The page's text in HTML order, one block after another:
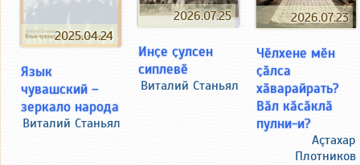
2025.04.24
Язык
чувашский –
зеркало народа
Виталий Станьял
2026.07.25
Инҫе ҫулсен
сиплевӗ
Виталий Станьял
2026.07.23
Чӗлхене мӗн
ҫӑлса
хӑварайрать?
Вӑл кӑсӑклӑ
пулни-и?
Аçтахар
Плотников